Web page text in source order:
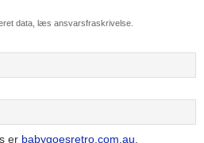
data, læs ansvarsfraskrivelse.
er babygoesretro.com.au,